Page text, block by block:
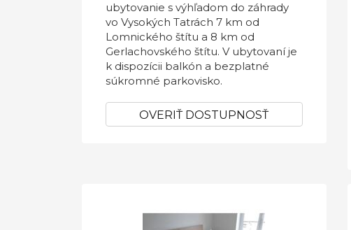
ubytovanie s výhľadom do záhrady
vo Vysokých Tatrách 7 km od
Lomnického štítu a 8 km od
Gerlachovského štítu. V ubytovaní je
k dispozícii balkón a bezplatné
súkromné parkovisko.
OVERIŤ DOSTUPNOSŤ